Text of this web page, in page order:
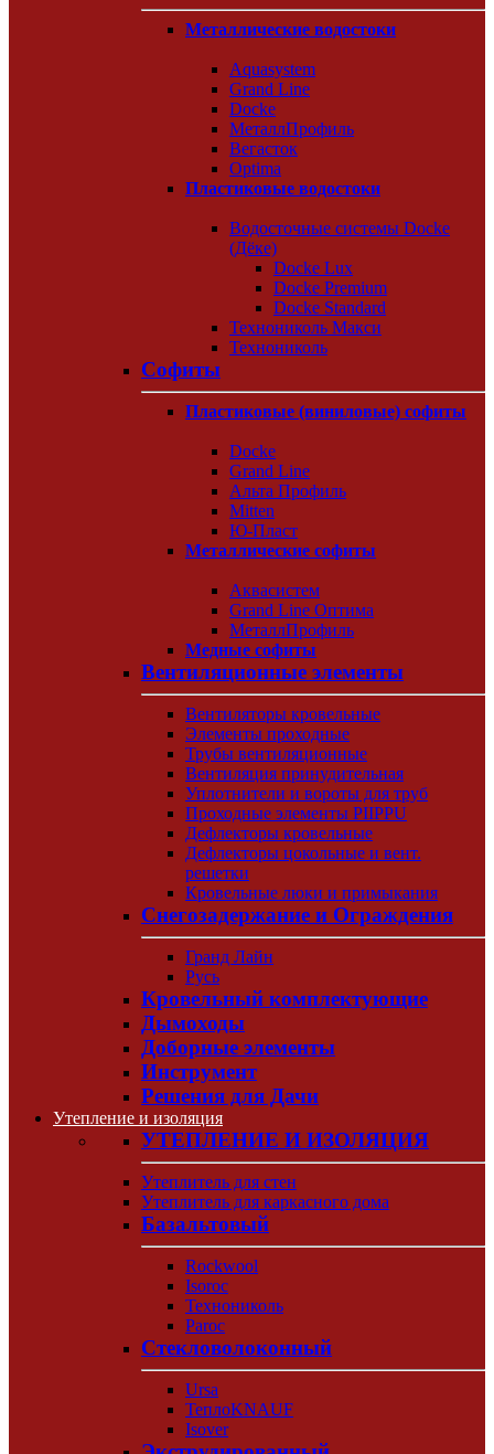
Металлические водостоки
Aquasystem
Grand Line
Docke
МеталлПрофиль
Вегасток
Optima
Пластиковые водостоки
Водосточные системы Docke
(Дёке)
Docke Lux
Docke Premium
Docke Standard
Технониколь Макси
Технониколь
Софиты
Пластиковые (виниловые) софиты
Docke
Grand Line
Альта Профиль
Mitten
Ю-Пласт
Металлические софиты
Аквасистем
Grand Line Оптима
МеталлПрофиль
Медные софиты
Вентиляционные элементы
Вентиляторы кровельные
Элементы проходные
Трубы вентиляционные
Вентиляция принудительная
Уплотнители и вороты для труб
Проходные элементы PIIPPU
Дефлекторы кровельные
Дефлекторы цокольные и вент.
решетки
Кровельные люки и примыкания
Снегозадержание и Ограждения
Гранд Лайн
Русь
Кровельный комплектующие
Дымоходы
Доборные элементы
Инструмент
Решения для Дачи
Утепление и изоляция
УТЕПЛЕНИЕ И ИЗОЛЯЦИЯ
Утеплитель для стен
Утеплитель для каркасного дома
Базальтовый
Rockwool
Isoroc
Технониколь
Paroc
Стекловолоконный
Ursa
ТеплоKNAUF
Isover